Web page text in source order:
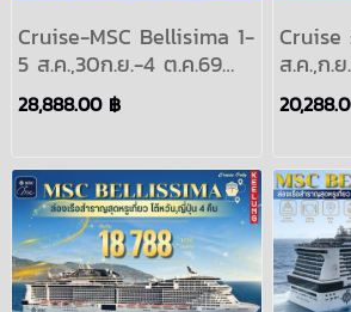
Cruise-MSC Bellisima 1-
5 ส.ค.,30ก.ย.-4 ต.ค.69
ล่องเรือสำราญ เที่ยว
จีน(เซี่ยงไฮ้) , ญี่ปุ่น (โอกิน
กันยายน 2569 : ASIA
SHANGHAI CRUISES
28,888.00 ฿
Cruise
ส.ค.,ก.
สำราญ
(เกาห